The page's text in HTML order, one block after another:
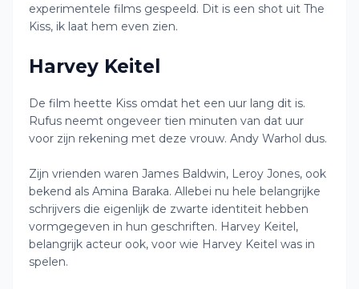
experimentele films gespeeld. Dit is een shot uit The
Kiss, ik laat hem even zien.
Harvey Keitel
De film heette Kiss omdat het een uur lang dit is.
Rufus neemt ongeveer tien minuten van dat uur
voor zijn rekening met deze vrouw. Andy Warhol dus.
Zijn vrienden waren James Baldwin, Leroy Jones, ook
bekend als Amina Baraka. Allebei nu hele belangrijke
schrijvers die eigenlijk de zwarte identiteit hebben
vormgegeven in hun geschriften. Harvey Keitel,
belangrijk acteur ook, voor wie Harvey Keitel was in
spelen.